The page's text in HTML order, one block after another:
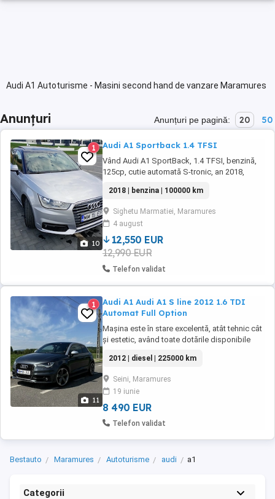
Audi A1 Autoturisme - Masini second hand de vanzare Maramures
Anunțuri Anunțuri pe pagină: 20 50
10
1 Audi A1 Sportback 1.4 TFSI
Vând Audi A1 SportBack, 1.4 TFSI, benzină,
125cp, cutie automată S-tronic, an 2018,
functionare, acte la zi, ITP valabil 2028,
proaspăt servisată. Dotări: airbag, abs, esp,
Drive Mode, trapă electrică, multimedia cu
navigație și ecran escamotabil, bluetooth, ...
2018 | benzina | 100000 km
Sighetu Marmatiei, Maramures
4 august
12,550 EUR
12,990 EUR
Telefon validat
11
1
Audi A1 Audi A1 S line 2012 1.6 TDI
Automat Full Option
Mașina este în stare excelentă, atât tehnic cât
și estetic, având toate dotările disponibile
sau verificare. -Distribuție schimbată -ITP
efectuat recent, valabil până în 2027 -
Kilometraj: 225.000 km reali Dotări: -Pachet S
line interior + exterior -Volan S ...
2012 | diesel | 225000 km
Seini, Maramures
19 iunie
8 490 EUR
Telefon validat
Bestauto Maramures Autoturisme audi a1
Categorii